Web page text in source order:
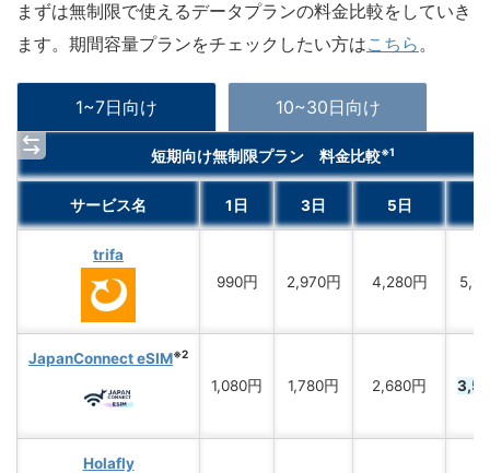
まずは無制限で使えるデータプランの料金比較をしていき
ます。期間容量プランをチェックしたい方はこちら 。
1~7日向け 10~30日向け
短期向け無制限プラン 料金比較※1
サービス名 1日 3日 5日
trifa
990円
2,970円 4,280円
JapanConnect eSIM※2
1,080円 1,780円 2,680円
Holafly